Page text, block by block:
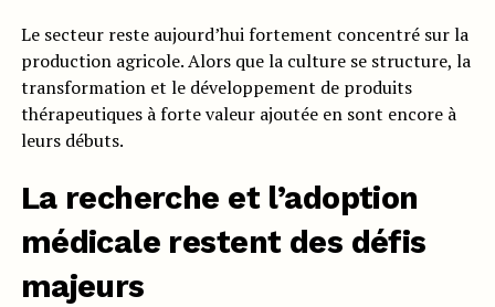
Le secteur reste aujourd’hui fortement concentré sur la
production agricole. Alors que la culture se structure, la
transformation et le développement de produits
thérapeutiques à forte valeur ajoutée en sont encore à
leurs débuts.
La recherche et l’adoption
médicale restent des défis
majeurs